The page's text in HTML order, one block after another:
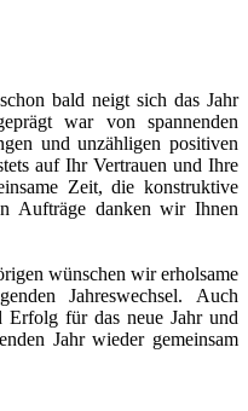
bald neigt sich das Jahr
war von spannenden
und unzähligen positiven
auf Ihr Vertrauen und Ihre
Zeit, die konstruktive
Aufträge danken wir Ihnen
wünschen wir erholsame
Jahreswechsel. Auch
für das neue Jahr und
Jahr wieder gemeinsam